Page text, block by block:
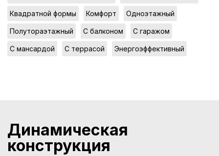
Квадратной формы Комфорт Одноэтажный
Полутораэтажный С балконом С гаражом
С мансардой С террасой Энергоэффективный
Динамическая
конструкция